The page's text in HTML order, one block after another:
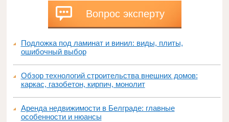
Вопрос эксперту
Подложка под ламинат и винил: виды, плиты,
ошибочный выбор
Обзор технологий строительства внешних домов:
каркас, газобетон, кирпич, монолит
Аренда недвижимости в Белграде: главные
особенности и нюансы